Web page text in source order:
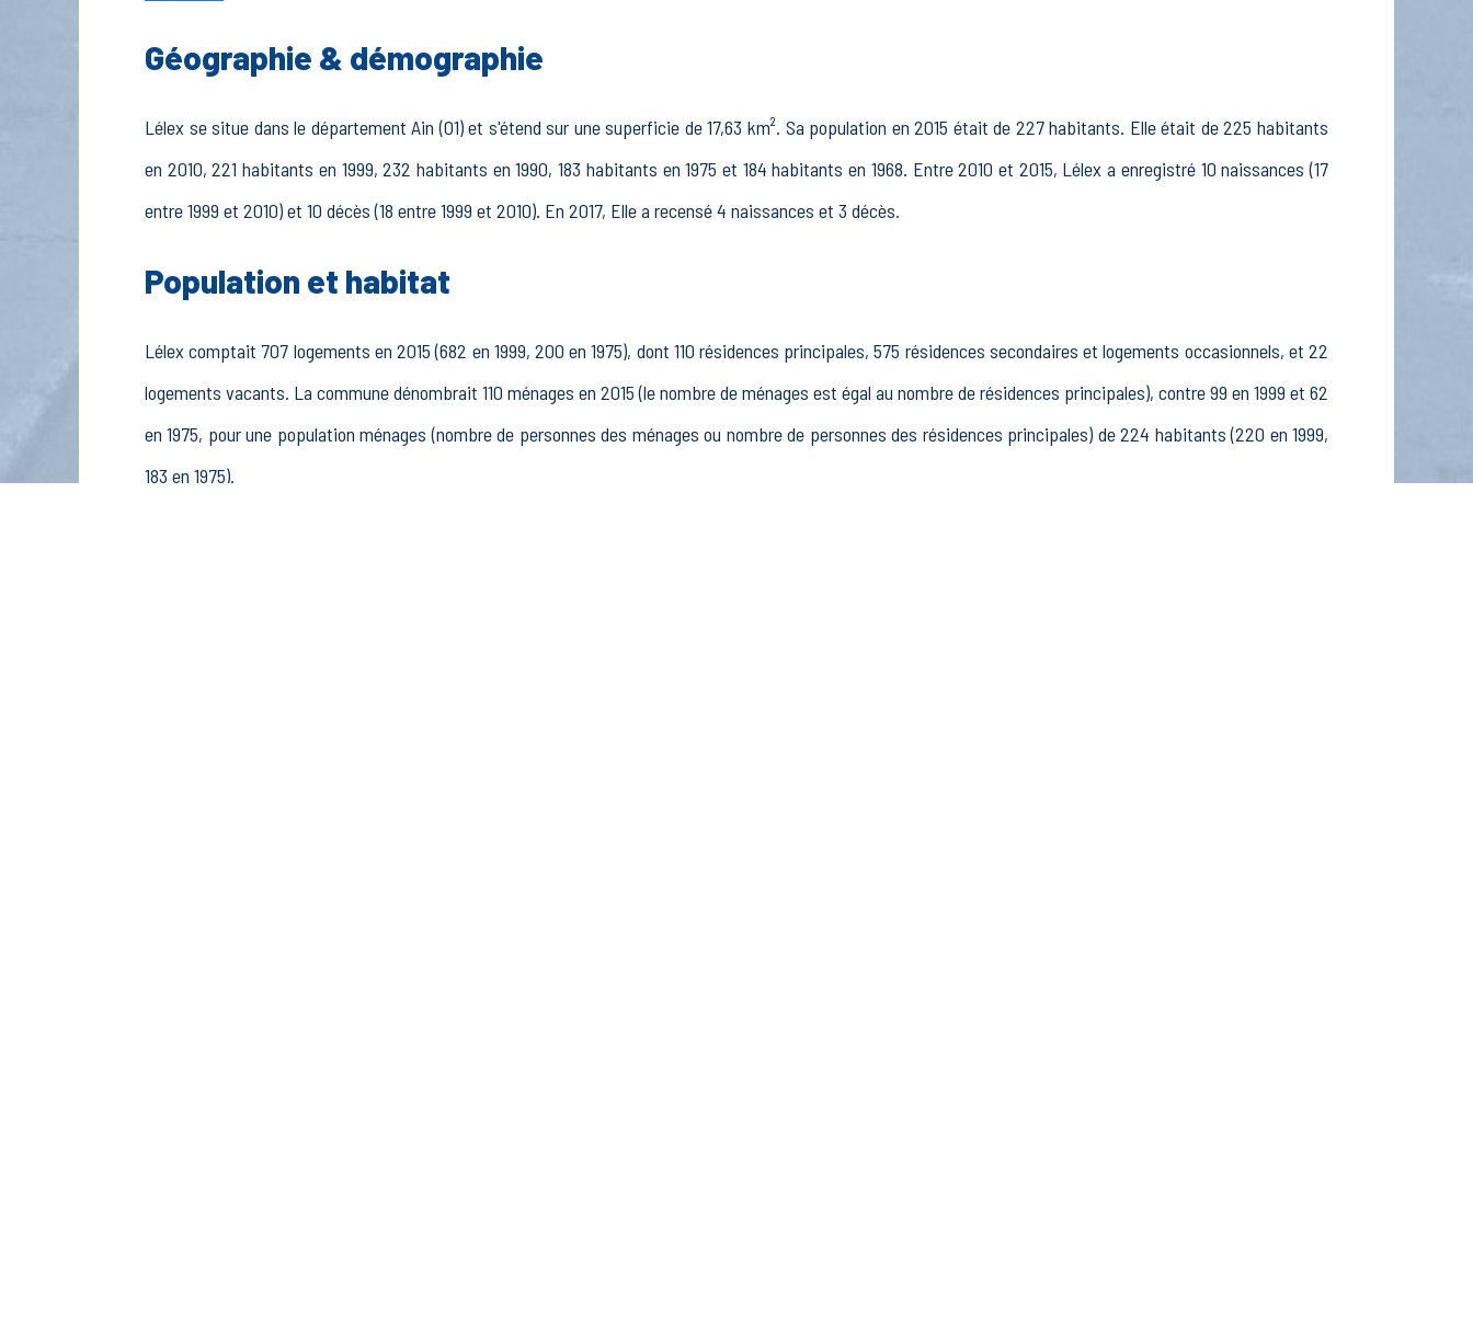
Géographie & démographie
Lélex se situe dans le département Ain (01) et s'étend sur une superficie de 17,63 km². Sa population en 2015 était de 227 habitants. Elle était de 225 habitants
en 2010, 221 habitants en 1999, 232 habitants en 1990, 183 habitants en 1975 et 184 habitants en 1968. Entre 2010 et 2015, Lélex a enregistré 10 naissances (17
entre 1999 et 2010) et 10 décès (18 entre 1999 et 2010). En 2017, Elle a recensé 4 naissances et 3 décès.
Population et habitat
Lélex comptait 707 logements en 2015 (682 en 1999, 200 en 1975), dont 110 résidences principales, 575 résidences secondaires et logements occasionnels, et 22
logements vacants. La commune dénombrait 110 ménages en 2015 (le nombre de ménages est égal au nombre de résidences principales), contre 99 en 1999 et 62
en 1975, pour une population ménages (nombre de personnes des ménages ou nombre de personnes des résidences principales) de 224 habitants (220 en 1999,
183 en 1975).